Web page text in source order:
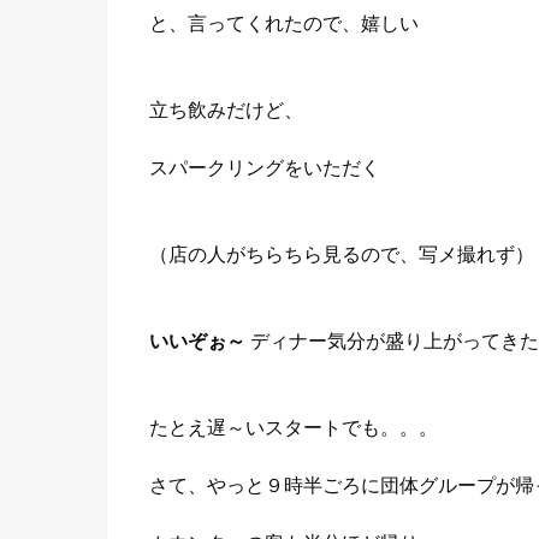
と、言ってくれたので、嬉しい
立ち飲みだけど、
スパークリングをいただく
（店の人がちらちら見るので、写メ撮れず）
いいぞぉ～ ディナー気分が盛り上がってきた
たとえ遅～いスタートでも。。。
さて、やっと９時半ごろに団体グループが